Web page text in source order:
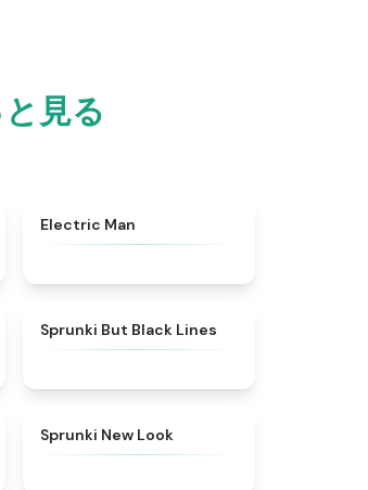
見る
Electric Man
Sprunki But Black Lines
Sprunki New Look